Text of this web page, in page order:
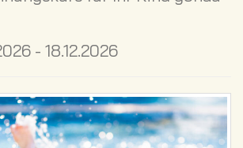
- 18.12.2026